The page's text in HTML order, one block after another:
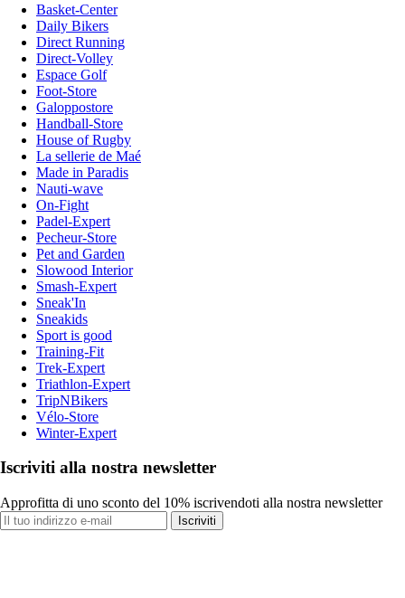
Basket-Center
Daily Bikers
Direct Running
Direct-Volley
Espace Golf
Foot-Store
Galoppostore
Handball-Store
House of Rugby
La sellerie de Maé
Made in Paradis
Nauti-wave
On-Fight
Padel-Expert
Pecheur-Store
Pet and Garden
Slowood Interior
Smash-Expert
Sneak'In
Sneakids
Sport is good
Training-Fit
Trek-Expert
Triathlon-Expert
TripNBikers
Vélo-Store
Winter-Expert
Iscriviti alla nostra newsletter
Approfitta di uno sconto del 10% iscrivendoti alla nostra newsletter
Iscriviti